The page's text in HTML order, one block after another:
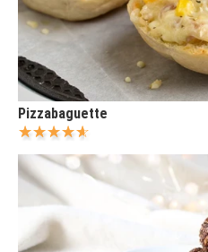
Pizzabaguette